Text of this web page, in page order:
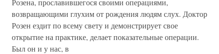
Розена, прославившегося своими операциями,
возвращающими глухим от рождения людям слух. Доктор
Розен ездит по всему свету и демонстрирует свое
открытие на практике, делает показательные операции.
Был он и у нас, в